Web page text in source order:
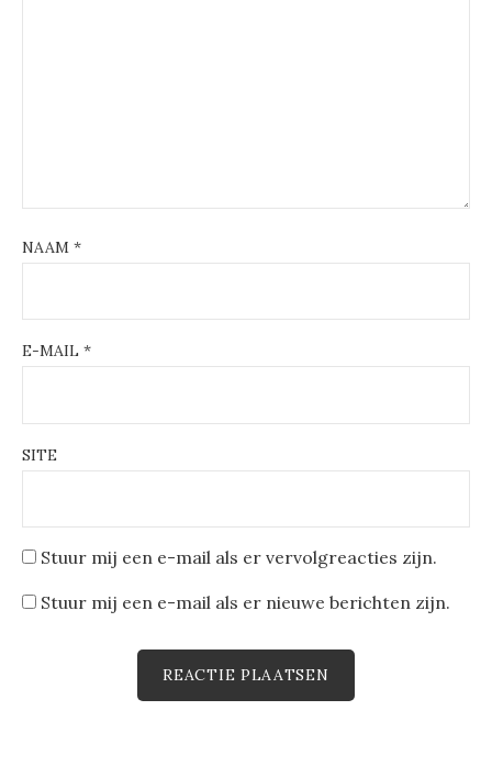
NAAM *
E-MAIL *
SITE
Stuur mij een e-mail als er vervolgreacties zijn.
Stuur mij een e-mail als er nieuwe berichten zijn.